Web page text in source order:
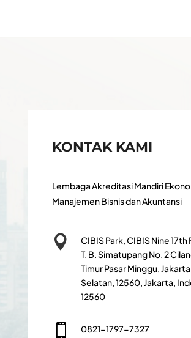
KONTAK KAMI
Lembaga Akreditasi Mandiri
Manajemen Bisnis dan Akuntansi

CIBIS Park, CIBIS Nine 17th
T. B. Simatupang No. 2
Timur Pasar Minggu, Jakarta
Selatan, 12560, Jakarta,
12560
 0821-1797-7327